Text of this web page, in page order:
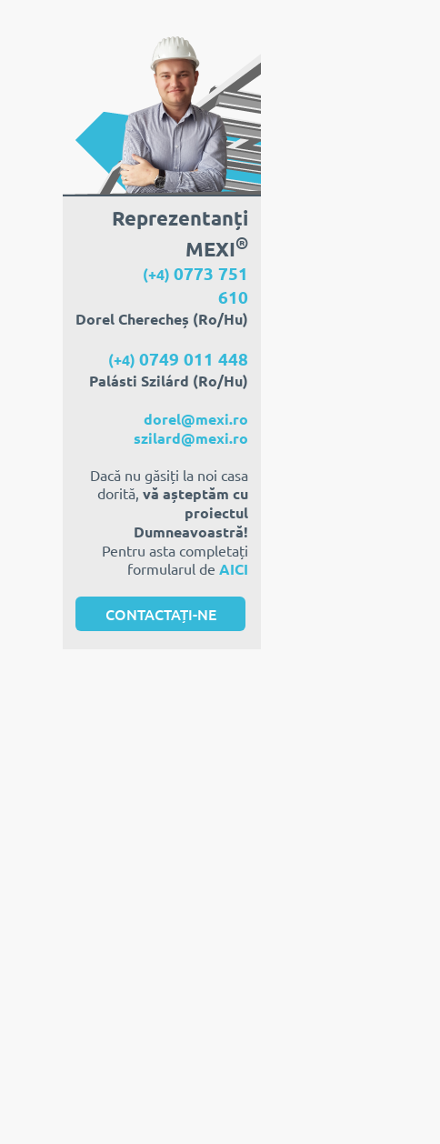
Reprezentanți
MEXI®
(+4) 0773 751
610
Dorel Cherecheș (Ro/Hu)
(+4) 0749 011 448
Palásti Szilárd (Ro/Hu)
dorel@mexi.ro
szilard@mexi.ro
Dacă nu găsiți la noi casa
dorită, vă așteptăm cu
proiectul
Dumneavoastră!
Pentru asta completați
formularul de AICI
CONTACTAȚI-NE